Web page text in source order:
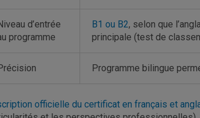
d’entrée
programme
B1 ou B2, selon que
principale (test de
Programme bilingue
officielle du certificat en français et